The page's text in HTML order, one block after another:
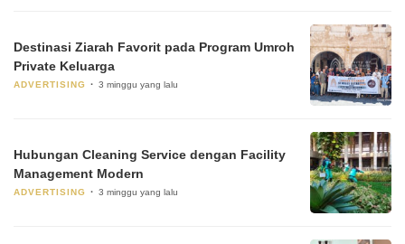
Destinasi Ziarah Favorit pada Program Umroh
Private Keluarga
ADVERTISING 3 minggu yang lalu
Hubungan Cleaning Service dengan Facility
Management Modern
ADVERTISING 3 minggu yang lalu